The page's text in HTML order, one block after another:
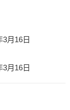
3月16日
3月16日